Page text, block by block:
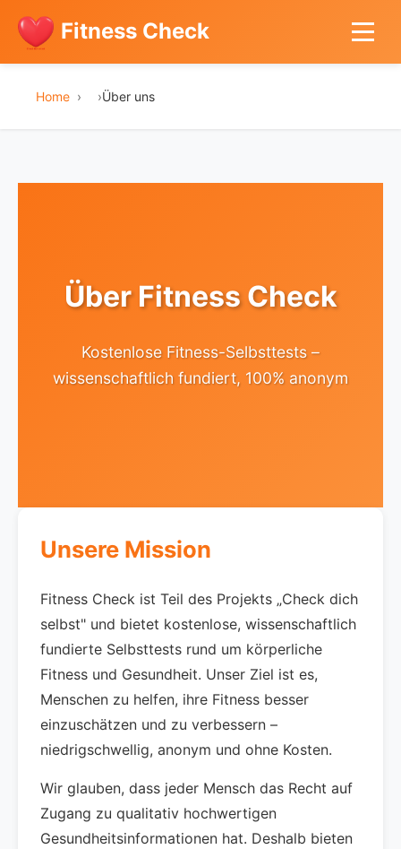
Fitness Check
Home › Über uns
Über Fitness Check
Kostenlose Fitness-Selbsttests –
wissenschaftlich fundiert, 100% anonym
Unsere Mission
Fitness Check ist Teil des Projekts „Check dich
selbst" und bietet kostenlose, wissenschaftlich
fundierte Selbsttests rund um körperliche
Fitness und Gesundheit. Unser Ziel ist es,
Menschen zu helfen, ihre Fitness besser
einzuschätzen und zu verbessern –
niedrigschwellig, anonym und ohne Kosten.
Wir glauben, dass jeder Mensch das Recht auf
Zugang zu qualitativ hochwertigen
Gesundheitsinformationen hat. Deshalb bieten